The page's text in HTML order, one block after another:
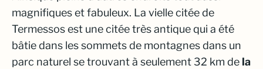
magnifiques et fabuleux. La vielle citée de
Termessos est une citée très antique qui a été
bâtie dans les sommets de montagnes dans un
parc naturel se trouvant à seulement 32 km de la